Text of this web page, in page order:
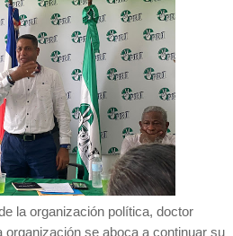
la organización política, doctor
organización se aboca a continuar su